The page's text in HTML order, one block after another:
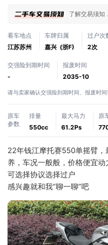
了解交易须知
看车地点
江苏苏州
车牌归属
嘉兴 (浙F)
过户次
2次
交强险到期时间
-
报废时间
2035-10
请与卖家确认交强险到期时间、报废时间
原车
参数
排量
550cc
最大马力
61.2Ps
原
22年钱江摩托赛550单摇臂
养，车况一般般，价格便宜
可选择协议选择过户
感兴趣就和我“聊一聊”吧